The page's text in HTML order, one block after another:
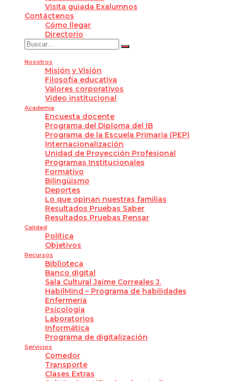
Visita guiada Exalumnos
Contáctenos
Cómo llegar
Directorio
Nosotros
Misión y Visión
Filosofía educativa
Valores corporativos
Video institucional
Academia
Encuesta docente
Programa del Diploma del IB
Programa de la Escuela Primaria (PEP)
Internacionalización
Unidad de Proyección Profesional
Programas Institucionales
Formativo
Bilingüismo
Deportes
Lo que opinan nuestras familias
Resultados Pruebas Saber
Resultados Pruebas Pensar
Calidad
Política
Objetivos
Recursos
Biblioteca
Banco digital
Sala Cultural Jaime Correales J.
HabilMind – Programa de habilidades
Enfermería
Psicología
Laboratorios
Informática
Programa de digitalización
Servicios
Comedor
Transporte
Clases Extras